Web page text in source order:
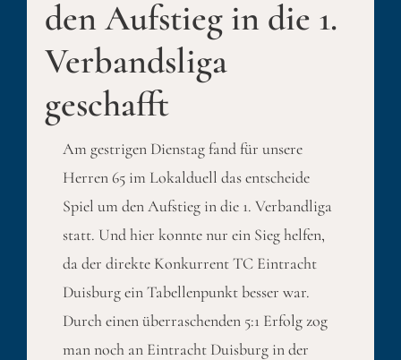
den Aufstieg in die 1.
Verbandsliga
geschafft
Am gestrigen Dienstag fand für unsere
Herren 65 im Lokalduell das entscheide
Spiel um den Aufstieg in die 1. Verbandliga
statt. Und hier konnte nur ein Sieg helfen,
da der direkte Konkurrent TC Eintracht
Duisburg ein Tabellenpunkt besser war.
Durch einen überraschenden 5:1 Erfolg zog
man noch an Eintracht Duisburg in der